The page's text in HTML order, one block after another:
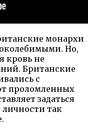
монархи
Но,
кровь не
Британские
с
проломленных
задаться
так